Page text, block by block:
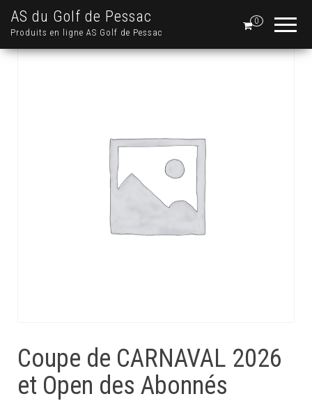
AS du Golf de Pessac
Produits en ligne AS Golf de Pessac
0
Coupe de CARNAVAL 2026
et Open des Abonnés